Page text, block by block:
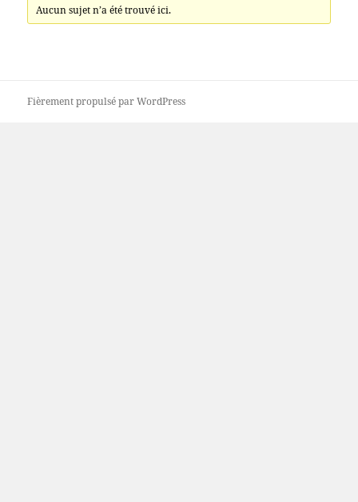
Aucun sujet n’a été trouvé ici.
Fièrement propulsé par WordPress